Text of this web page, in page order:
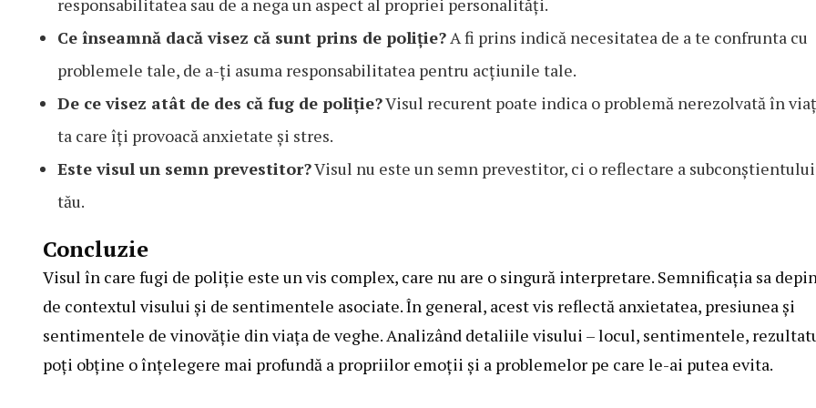
responsabilitatea sau de a nega un aspect al propriei personalități.
Ce înseamnă dacă visez că sunt prins de poliție?A fi prins indică necesitatea de a te confrunta cu
problemele tale, de a-ți asuma responsabilitatea pentru acțiunile tale.
De ce visez atât de des că fug de poliție?Visul recurent poate indica o problemă nerezolvată în
ta care îți provoacă anxietate și stres.
Este visul un semn prevestitor?Visul nu este un semn prevestitor, ci o reflectare a subconștientului
tău.
Concluzie
Visul în care fugi de poliție este un vis complex, care nu are o singură interpretare. Semnificația sa
de contextul visului și de sentimentele asociate. În general, acest vis reflectă anxietatea, presiunea și
sentimentele de vinovăție din viața de veghe. Analizând detaliile visului – locul, sentimentele,
poți obține o înțelegere mai profundă a propriilor emoții și a problemelor pe care le-ai putea evita.